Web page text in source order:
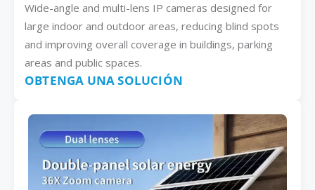
Wide-angle and multi-lens IP cameras designed for
large indoor and outdoor areas, reducing blind spots
and improving overall coverage in buildings, parking
areas and public spaces.
OBTENGA UNA SOLUCIÓN